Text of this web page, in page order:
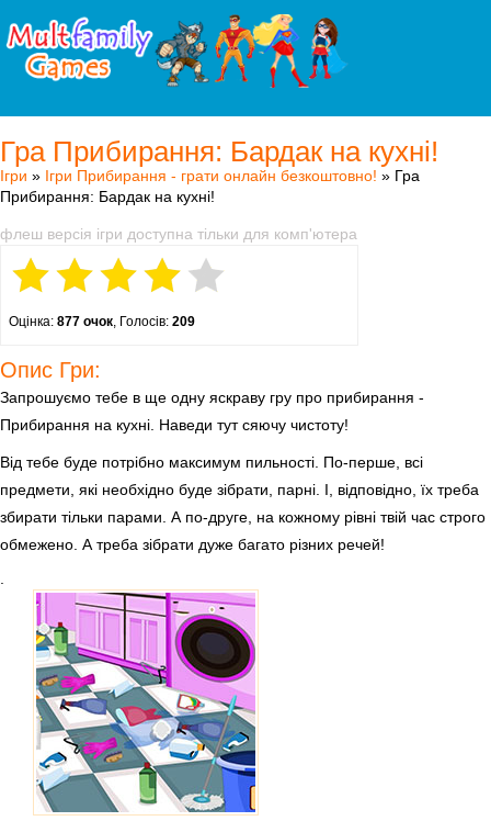
Гра Прибирання: Бардак на кухні!
Ігри » Ігри Прибирання - грати онлайн безкоштовно! » Гра
Прибирання: Бардак на кухні!
флеш версія ігри доступна тільки для комп'ютера
Оцінка: 877 очок, Голосів: 209
Опис Гри:
Запрошуємо тебе в ще одну яскраву гру про прибирання -
Прибирання на кухні. Наведи тут сяючу чистоту!
Від тебе буде потрібно максимум пильності. По-перше, всі
предмети, які необхідно буде зібрати, парні. І, відповідно, їх треба
збирати тільки парами. А по-друге, на кожному рівні твій час строго
обмежено. А треба зібрати дуже багато різних речей!